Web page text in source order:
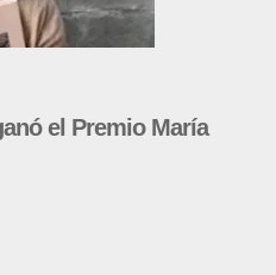
el Premio María